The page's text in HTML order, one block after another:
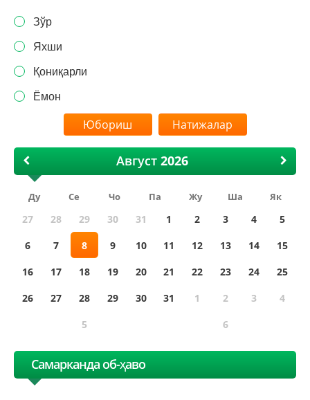
Зўр
Яхши
Қониқарли
Ёмон
Натижалар
Август
Ду Се Чо Па Жу Ша Як
27 28 29 30 31 1 2 3 4
5
6
7 8 9 10 11 12 13 14
15
16
17 18 19 20 21 22 23 24
25
26
27 28 29 30 31 1 2 3
4
5
6
Самарканда об-ҳаво